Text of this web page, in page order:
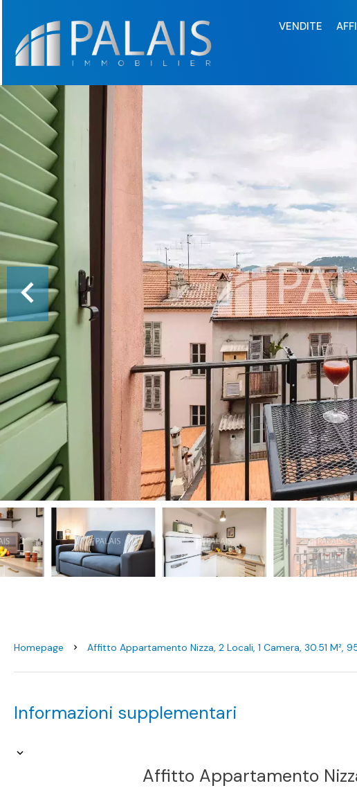
VENDITE
Homepage Affitto Appartamento Nizza, 2 Locali, 1 Camera, 30.51 M²,
Informazioni supplementari
Affitto Appartamento